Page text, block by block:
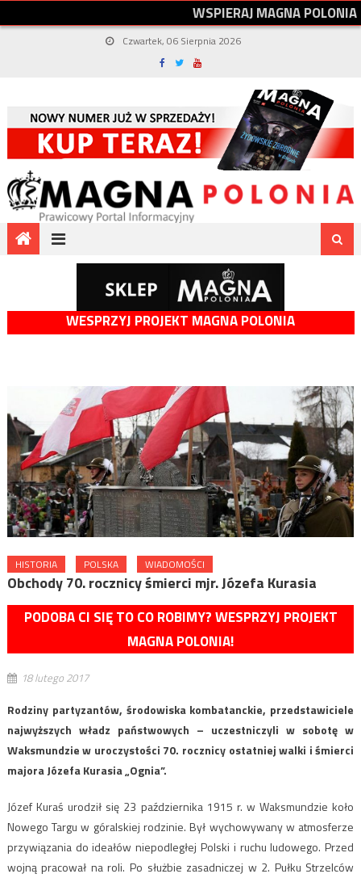
WSPIERAJMAGNAPOLONIA
Czwartek, 06 Sierpnia 2026
WESPRZYJ PROJEKT MAGNA POLONIA
HISTORIA POLSKA WIADOMOŚCI
Obchody 70. rocznicy śmierci mjr. Józefa Kurasia
PODOBA CI SIĘ TO CO ROBIMY? WESPRZYJ PROJEKT
MAGNA POLONIA!
18 lutego 2017
Rodziny partyzantów, środowiska kombatanckie, przedstawiciele
najwyższych władz państwowych – uczestniczyli w sobotę w
Waksmundzie w uroczystości 70. rocznicy ostatniej walki i śmierci
majora Józefa Kurasia „Ognia”.
Józef Kuraś urodził się 23 października 1915 r. w Waksmundzie koło
Nowego Targu w góralskiej rodzinie. Był wychowywany w atmosferze
przywiązania do ideałów niepodległej Polski i ruchu ludowego. Przed
wojną pracował na roli. Po służbie zasadniczej w 2. Pułku Strzelców